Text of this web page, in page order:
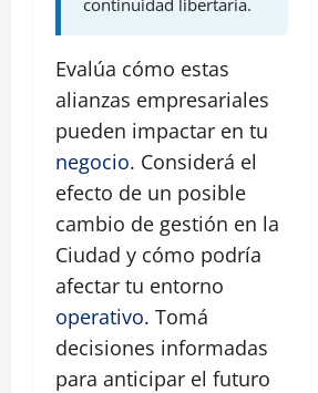
Evalúa cómo estas
alianzas empresariales
pueden impactar en tu
negocio. Considerá el
efecto de un posible
cambio de gestión en la
Ciudad y cómo podría
afectar tu entorno
operativo. Tomá
decisiones informadas
para anticipar el futuro